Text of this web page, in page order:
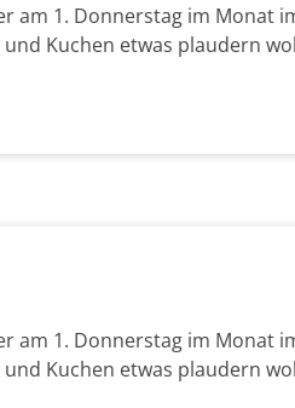
am 1. Donnerstag im Monat
Kuchen etwas plaudern
am 1. Donnerstag im Monat
Kuchen etwas plaudern